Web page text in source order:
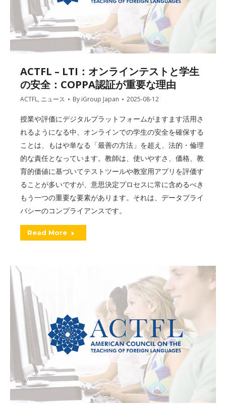
ACTFL – LTI：オンラインテストと学生
の安全：COPPA認証が重要な理由
ACTFL, ニュース By iGroup Japan 2025-08-12
授業や評価にデジタルプラットフォームがますます活用さ
れるようになる中、オンラインでの学生の安全を確保する
ことは、もはや単なる「最善の方法」を超え、法的・倫理
的な責任となっています。教師は、使いやすさ、価格、教
育的価値に基づいてテストツールや教室用アプリを評価す
ることが多いですが、意思決定プロセスに常に含めるべき
もう一つの重要な要素があります。それは、データプライ
バシーのコンプライアンスです。
Read More